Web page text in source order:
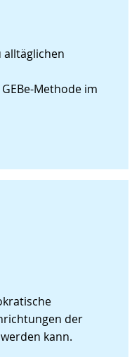
alltäglichen
Methode im
der
kann.